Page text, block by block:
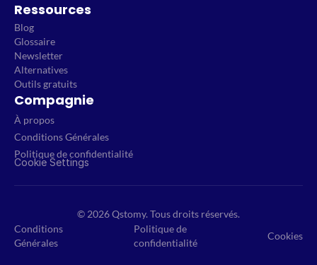
Ressources
Blog
Glossaire
Newsletter
Alternatives
Outils gratuits
Compagnie
À propos
Conditions Générales
Politique de confidentialité
Cookie Settings
© 2026 Qstomy. Tous droits réservés.
Conditions
Générales
Politique de
confidentialité
Cookies